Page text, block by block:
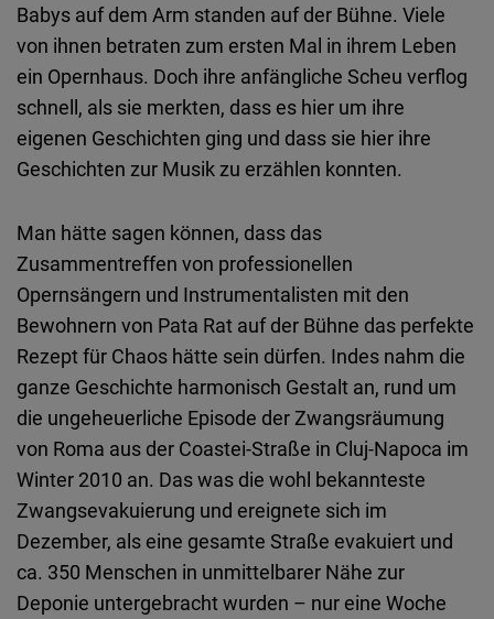
Babys auf dem Arm standen auf der Bühne. Viele
von ihnen betraten zum ersten Mal in ihrem Leben
ein Opernhaus. Doch ihre anfängliche Scheu verflog
schnell, als sie merkten, dass es hier um ihre
eigenen Geschichten ging und dass sie hier ihre
Geschichten zur Musik zu erzählen konnten.
Man hätte sagen können, dass das
Zusammentreffen von professionellen
Opernsängern und Instrumentalisten mit den
Bewohnern von Pata Rat auf der Bühne das perfekte
Rezept für Chaos hätte sein dürfen. Indes nahm die
ganze Geschichte harmonisch Gestalt an, rund um
die ungeheuerliche Episode der Zwangsräumung
von Roma aus der Coastei-Straße in Cluj-Napoca im
Winter 2010 an. Das was die wohl bekannteste
Zwangsevakuierung und ereignete sich im
Dezember, als eine gesamte Straße evakuiert und
ca. 350 Menschen in unmittelbarer Nähe zur
Deponie untergebracht wurden – nur eine Woche